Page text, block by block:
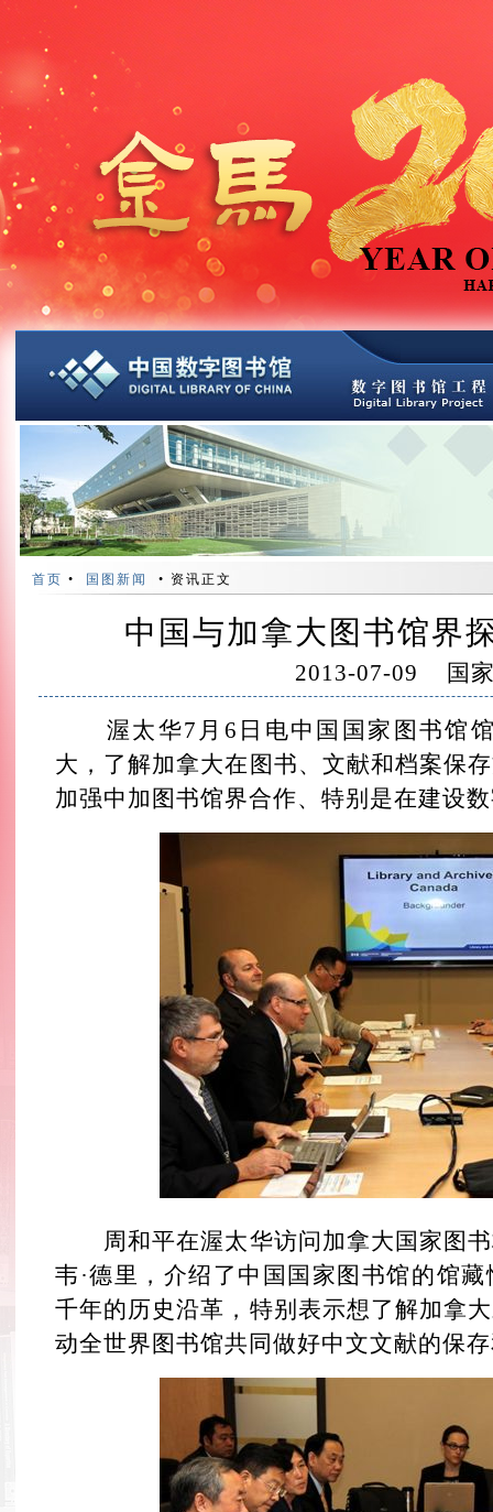
首页 • 国图新闻 • 资讯正文
中国与加拿大图书馆界
2013-07-09 国
渥太华7月6日电中国国家图书馆馆
大，了解加拿大在图书、文献和档案保
加强中加图书馆界合作、特别是在建设
周和平在渥太华访问加拿大国家图书
韦·德里，介绍了中国国家图书馆的馆
千年的历史沿革，特别表示想了解加拿
动全世界图书馆共同做好中文文献的保